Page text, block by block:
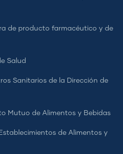
de producto farmacéutico y de
Salud
Sanitarios de la Dirección de
Mutuo de Alimentos y Bebidas
de Alimentos y